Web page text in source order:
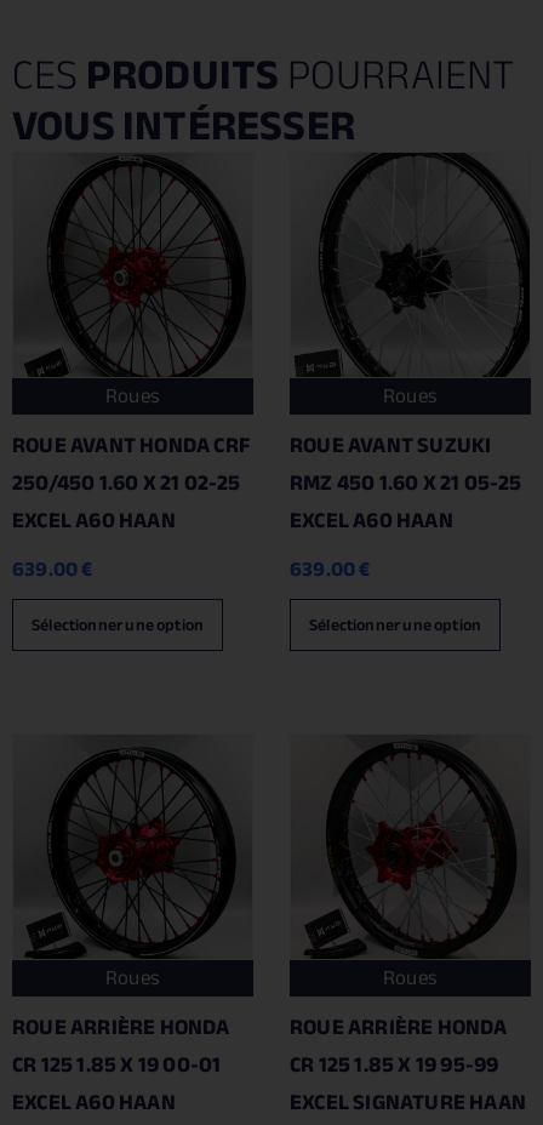
CESPRODUITSPOURRAIENT
VOUS INTÉRESSER
Roues
ROUE AVANT HONDA CRF
250/450 1.60 X 21 02-25
EXCEL A60 HAAN
639.00€
Sélectionner une option
Roues
ROUE AVANT SUZUKI
RMZ 450 1.60 X 21 05-25
EXCEL A60 HAAN
639.00€
Sélectionner une option
Roues
ROUE ARRIÈRE HONDA
CR 125 1.85 X 19 00-01
EXCEL A60 HAAN
Roues
ROUE ARRIÈRE HONDA
CR 125 1.85 X 19 95-99
EXCEL SIGNATURE HAAN